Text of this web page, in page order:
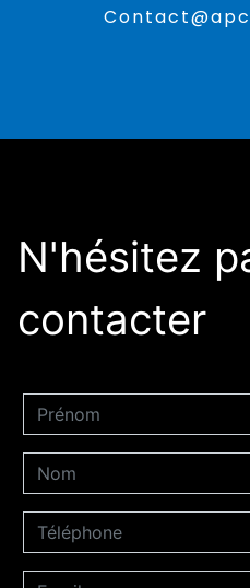
N'hésitez
contacter